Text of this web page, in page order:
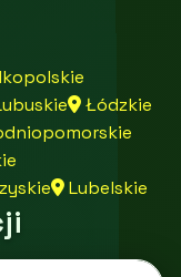
Łódzkie
Lubelskie